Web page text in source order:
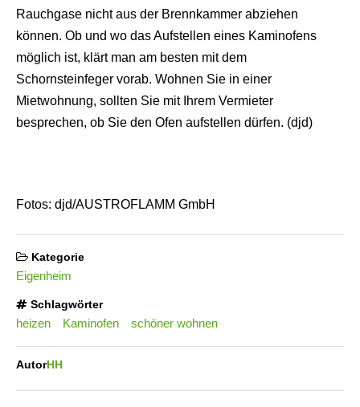
Rauchgase nicht aus der Brennkammer abziehen
können. Ob und wo das Aufstellen eines Kaminofens
möglich ist, klärt man am besten mit dem
Schornsteinfeger vorab. Wohnen Sie in einer
Mietwohnung, sollten Sie mit Ihrem Vermieter
besprechen, ob Sie den Ofen aufstellen dürfen. (djd)
Fotos: djd/AUSTROFLAMM GmbH
Kategorie
Eigenheim
Schlagwörter
heizen Kaminofen schöner wohnen
AutorHH